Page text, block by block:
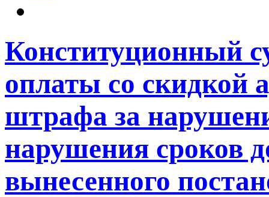
Конституционный
оплаты со скидкой
штрафа за
нарушения сроков
вынесенного